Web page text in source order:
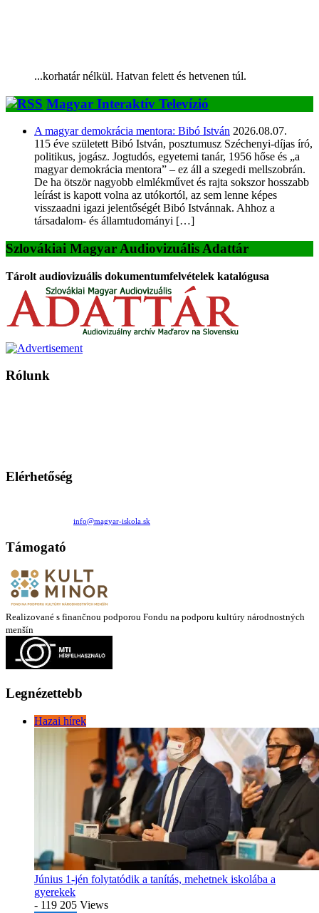
...korhatár nélkül. Hatvan felett és hetvenen túl.
Magyar Interaktív Televízió
A magyar demokrácia mentora: Bibó István 2026.08.07.
115 éve született Bibó István, posztumusz Széchenyi-díjas író,
politikus, jogász. Jogtudós, egyetemi tanár, 1956 hőse és „a
magyar demokrácia mentora” – ez áll a szegedi mellszobrán.
De ha ötször nagyobb elmlékművet és rajta sokszor hosszabb
leírást is kapott volna az utókortól, az sem lenne képes
visszaadni igazi jelentőségét Bibó Istvánnak. Ahhoz a
társadalom- és államtudományi […]
Szlovákiai Magyar Audiovizuális Adattár
Tárolt audiovizuális dokumentumfelvételek katalógusa
Rólunk
Elérhetőség
info@magyar-iskola.sk
Támogató
Realizované s finančnou podporou Fondu na podporu kultúry národnostných
menšín
Legnézettebb
Hazai hírek
Június 1-jén folytatódik a tanítás, mehetnek iskolába a
gyerekek
- 119 205 Views